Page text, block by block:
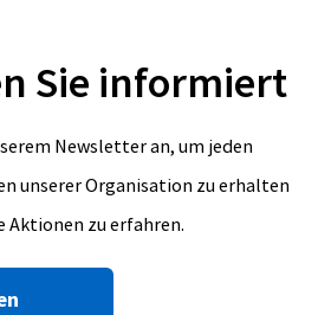
Sie informiert
Newsletter an, um jeden
unserer Organisation zu erhalten
Aktionen zu erfahren.